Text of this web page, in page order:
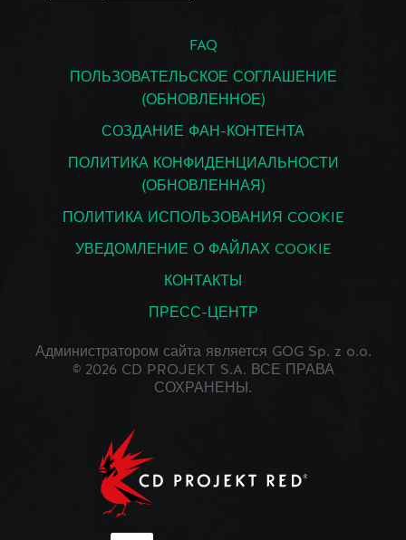
FAQ
ПОЛЬЗОВАТЕЛЬСКОЕ СОГЛАШЕНИЕ
(ОБНОВЛЕННОЕ)
СОЗДАНИЕ ФАН-КОНТЕНТА
ПОЛИТИКА КОНФИДЕНЦИАЛЬНОСТИ
(ОБНОВЛЕННАЯ)
ПОЛИТИКА ИСПОЛЬЗОВАНИЯ COOKIE
УВЕДОМЛЕНИЕ О ФАЙЛАХ COOKIE
КОНТАКТЫ
ПРЕСС-ЦЕНТР
Администратором сайта является GOG Sp. z o.o.
© 2026 CD PROJEKT S.A. ВСЕ ПРАВА
СОХРАНЕНЫ.